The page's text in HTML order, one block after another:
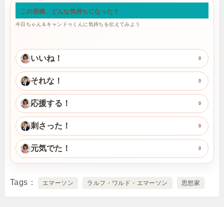
この投稿、どんな気持ちになった？
今日ちゃん＆キャンドゥくんに気持ちを伝えてみよう
いいね！ 0
それな！ 0
応援する！ 0
刺さった！ 0
元気でた！ 0
Tags エマーソン ラルフ・ワルド・エマーソン 思想家